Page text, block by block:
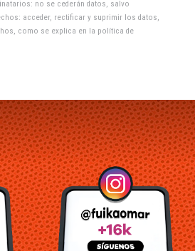
no se cederán datos, salvo
acceder, rectificar y suprimir los datos,
como se explica en la política de